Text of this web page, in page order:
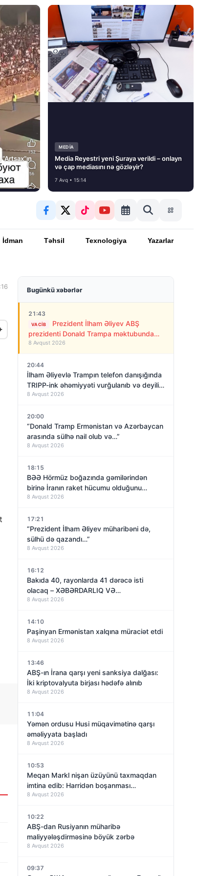
MEDİA
Media Reyestri yeni Şuraya verildi – onlayn
və çap mediasını nə gözləyir?
7 Avq • 15:14
İdman Təhsil Texnologiya Yazarlar
Bugünkü xəbərlər
21:43
VACIB
Prezident İlham Əliyev ABŞ
prezidenti Donald Trampa məktubunda
yazıb ki…
8 Avqust 2026
20:44
İlham Əliyevlə Trampın telefon danışığında
TRIPP-ink əhəmiyyəti vurğulanıb və deyilib
ki…
8 Avqust 2026
20:00
“Donald Tramp Ermənistan və Azərbaycan
arasında sülhə nail olub və…”
8 Avqust 2026
18:15
BƏƏ Hörmüz boğazında gəmilərindən
birinə İranın raket hücumu olduğunu
açıqladı
8 Avqust 2026
17:21
“Prezident İlham Əliyev müharibəni də,
sülhü də qazandı…”
8 Avqust 2026
16:12
Bakıda 40, rayonlarda 41 dərəcə isti
olacaq – XƏBƏRDARLIQ VƏ…
8 Avqust 2026
14:10
Paşinyan Ermənistan xalqına müraciət etdi
8 Avqust 2026
13:46
ABŞ-ın İrana qarşı yeni sanksiya dalğası:
İki kriptovalyuta birjası hədəfə alınıb
8 Avqust 2026
11:04
Yəmən ordusu Husi müqavimətinə qarşı
əməliyyata başladı
8 Avqust 2026
10:53
Meqan Markl nişan üzüyünü taxmaqdan
imtina edib: Harridən boşanması
yaxınlaşırmı?
8 Avqust 2026
10:22
ABŞ-dan Rusiyanın müharibə
maliyyələşdirməsinə böyük zərbə
8 Avqust 2026
09:37